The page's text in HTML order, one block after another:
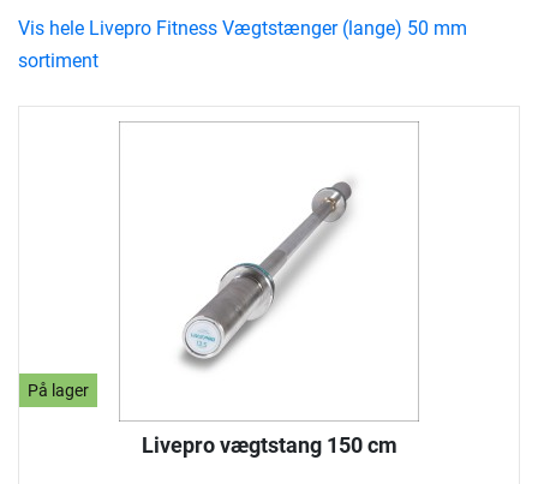
På lager
Livepro vægtstang 150 cm
Vis hele Livepro Fitness Vægtstænger (lange) 50 mm
sortiment